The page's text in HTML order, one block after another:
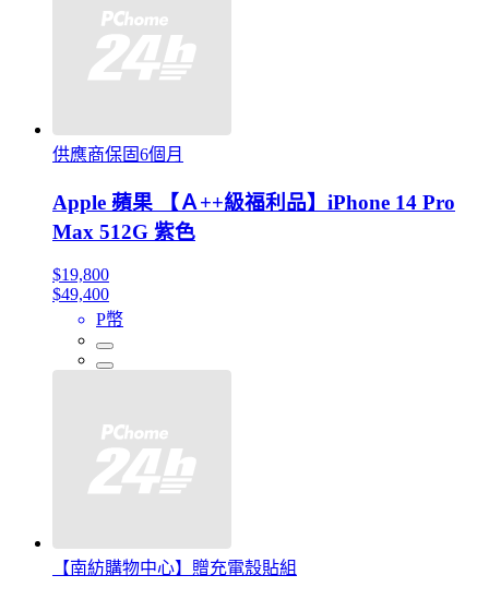
供應商保固6個月
Apple 蘋果 【Ａ++級福利品】iPhone 14 Pro
Max 512G 紫色
$19,800
$49,400
P幣
【南紡購物中心】贈充電殼貼組